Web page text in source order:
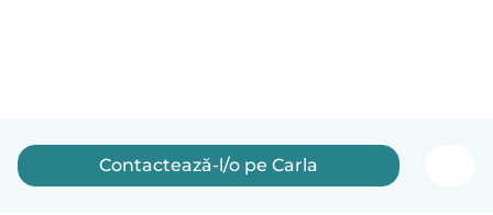
Contactează-l/o pe Carla